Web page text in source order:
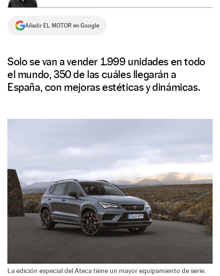
Añadir EL MOTOR en Google
Solo se van a vender 1.999 unidades en todo
el mundo, 350 de las cuáles llegarán a
España, con mejoras estéticas y dinámicas.
La edición especial del Ateca tiene un mayor equipamiento de serie.